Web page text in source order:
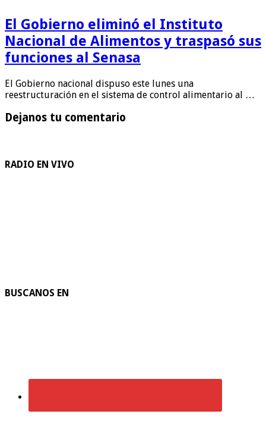
El Gobierno eliminó el Instituto
Nacional de Alimentos y traspasó sus
funciones al Senasa
El Gobierno nacional dispuso este lunes una
reestructuración en el sistema de control alimentario al …
Dejanos tu comentario
RADIO EN VIVO
BUSCANOS EN